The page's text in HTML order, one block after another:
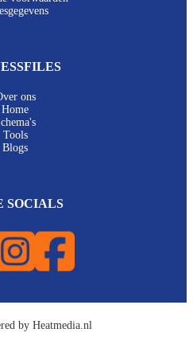
ons
Home
Tools
Blogs
SOCIALS
by Heatmedia.nl